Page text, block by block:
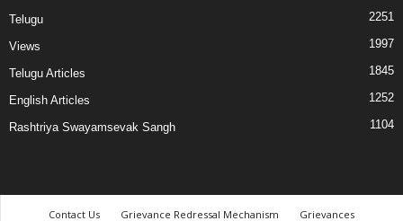
Telugu 2251
Views 1997
Telugu Articles 1845
English Articles 1252
Rashtriya Swayamsevak Sangh 1104
Contact Us Grievance Redressal Mechanism Grievances